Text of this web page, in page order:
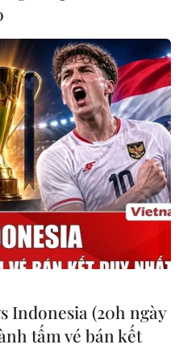
Quốc được
từ 12-17 ở Trung Quốc
19 đầy đủ. Tuy
trọng với việc mở cửa các
Indonesia (20h ngày
tấm vé bán kết